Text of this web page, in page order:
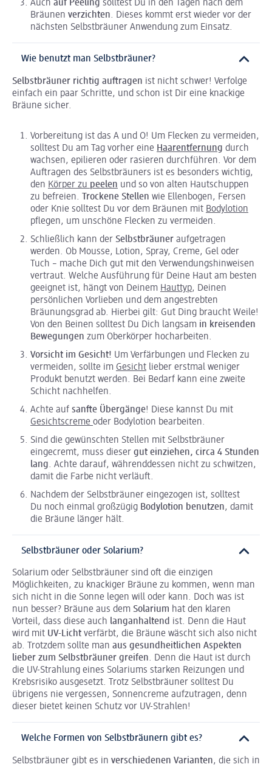
Auch auf Peeling solltest Du in den Tagen nach dem
Bräunen verzichten. Dieses kommt erst wieder vor der
nächsten Selbstbräuner Anwendung zum Einsatz.
Wie benutzt man Selbstbräuner?
Selbstbräuner richtig auftragen ist nicht schwer! Verfolge
einfach ein paar Schritte, und schon ist Dir eine knackige
Bräune sicher.
Vorbereitung ist das A und O! Um Flecken zu vermeiden,
solltest Du am Tag vorher eine Haarentfernung durch
wachsen, epilieren oder rasieren durchführen. Vor dem
Auftragen des Selbstbräuners ist es besonders wichtig,
den Körper zu peelen und so von alten Hautschuppen
zu befreien.
Trockene Stellen wie Ellenbogen, Fersen
oder Knie solltest Du vor dem Bräunen mit Bodylotion
pflegen, um unschöne Flecken zu vermeiden.
Schließlich kann der Selbstbräuner aufgetragen
werden. Ob Mousse, Lotion, Spray, Creme, Gel oder
Tuch – mache Dich gut mit den Verwendungshinweisen
vertraut. Welche Ausführung für Deine Haut am besten
geeignet ist, hängt von Deinem Hauttyp, Deinen
persönlichen Vorlieben und dem angestrebten
Bräunungsgrad ab. Hierbei gilt: Gut Ding braucht Weile!
Von den Beinen solltest Du Dich langsam in kreisenden
Bewegungen zum Oberkörper hocharbeiten.
Vorsicht im Gesicht! Um Verfärbungen und Flecken zu
vermeiden, sollte im Gesicht lieber erstmal weniger
Produkt benutzt werden. Bei Bedarf kann eine zweite
Schicht nachhelfen.
Achte auf sanfte Übergänge! Diese kannst Du mit
Gesichtscreme oder Bodylotion bearbeiten.
Sind die gewünschten Stellen mit Selbstbräuner
eingecremt, muss dieser gut einziehen, circa 4 Stunden
lang. Achte darauf, währenddessen nicht zu schwitzen,
damit die Farbe nicht verläuft.
Nachdem der Selbstbräuner eingezogen ist, solltest
Du noch einmal großzügig Bodylotion benutzen, damit
die Bräune länger hält.
Selbstbräuner oder Solarium?
Solarium oder Selbstbräuner sind oft die einzigen
Möglichkeiten, zu knackiger Bräune zu kommen, wenn man
sich nicht in die Sonne legen will oder kann. Doch was ist
nun besser? Bräune aus dem Solarium hat den klaren
Vorteil, dass diese auch langanhaltend ist. Denn die Haut
wird mit UV-Licht verfärbt, die Bräune wäscht sich also nicht
ab. Trotzdem sollte man aus gesundheitlichen Aspekten
lieber zum Selbstbräuner greifen. Denn die Haut ist durch
die UV-Strahlung eines Solariums starken Reizungen und
Krebsrisiko ausgesetzt. Trotz Selbstbräuner solltest Du
übrigens nie vergessen, Sonnencreme aufzutragen, denn
dieser bietet keinen Schutz vor UV-Strahlen!
Welche Formen von Selbstbräunern gibt es?
Selbstbräuner gibt es in verschiedenen Varianten, die sich in